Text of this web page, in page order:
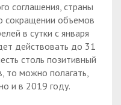
соглашения, страны
сокращении объемов
в сутки с января
действовать до 31
столь позитивный
то можно полагать,
и в 2019 году.